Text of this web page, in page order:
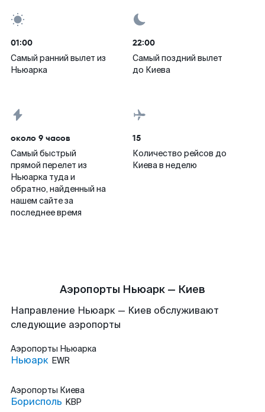
01:00
Самый ранний вылет из
Ньюарка
22:00
Самый поздний вылет
до Киева
около 9 часов
Самый быстрый
прямой перелет из
Ньюарка туда и
обратно, найденный на
нашем сайте за
последнее время
15
Количество рейсов до
Киева в неделю
Аэропорты Ньюарк — Киев
Направление Ньюарк — Киев обслуживают
следующие аэропорты
Аэропорты Ньюарка
Ньюарк EWR
Аэропорты Киева
Борисполь KBP